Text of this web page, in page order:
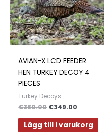
AVIAN-X LCD FEEDER
HEN TURKEY DECOY 4
PIECES
Turkey Decoys
€380.00 €349.00
Lägg till i varukorg